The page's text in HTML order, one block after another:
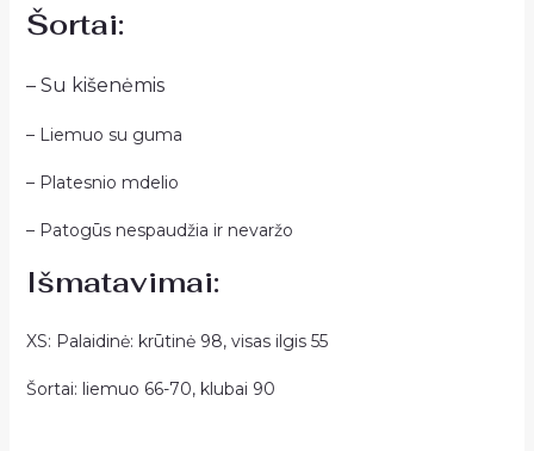
Šortai:
– Su kišenėmis
– Liemuo su guma
– Platesnio mdelio
– Patogūs nespaudžia ir nevaržo
Išmatavimai:
XS: Palaidinė: krūtinė 98, visas ilgis 55
Šortai: liemuo 66-70, klubai 90